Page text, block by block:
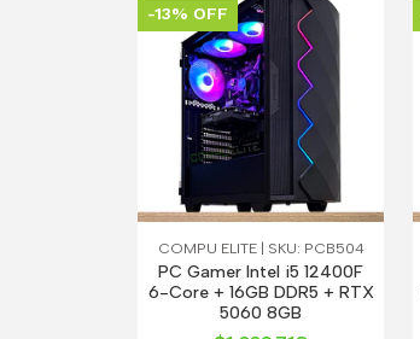
-13% OFF
COMPU ELITE | SKU: PCB504
PC Gamer Intel i5 12400F
6-Core + 16GB DDR5 + RTX
5060 8GB